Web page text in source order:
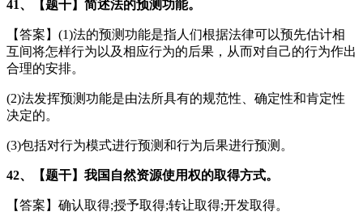
41、【题干】简述法的预测功能。
【答案】(1)法的预测功能是指人们根据法律可以预先估计相
互间将怎样行为以及相应行为的后果，从而对自己的行为作出
合理的安排。
(2)法发挥预测功能是由法所具有的规范性、确定性和肯定性
决定的。
(3)包括对行为模式进行预测和行为后果进行预测。
42、【题干】我国自然资源使用权的取得方式。
【答案】确认取得;授予取得;转让取得;开发取得。